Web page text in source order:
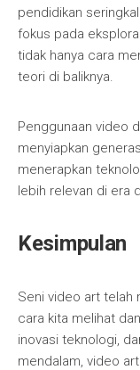
pendidikan
fokus pada
tidak hanya cara
teori di baliknya.
Penggunaan video
menyiapkan
menerapkan
lebih relevan di era
Kesimpulan
Seni video art telah
cara kita melihat
inovasi teknologi,
mendalam, video